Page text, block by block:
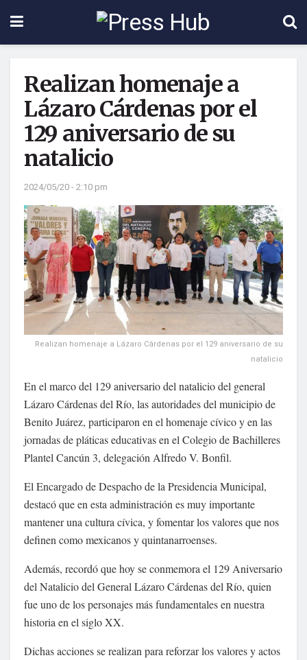
Realizan homenaje a
Lázaro Cárdenas por el
129 aniversario de su
natalicio
2024/05/20 - 2:10 pm
Realizan homenaje a Lázaro Cárdenas por el 129 aniversario de su
natalicio
En el marco del 129 aniversario del natalicio del general
Lázaro Cárdenas del Río, las autoridades del municipio de
Benito Juárez, participaron en el homenaje cívico y en las
jornadas de pláticas educativas en el Colegio de Bachilleres
Plantel Cancún 3, delegación Alfredo V. Bonfil.
El Encargado de Despacho de la Presidencia Municipal,
destacó que en esta administración es muy importante
mantener una cultura cívica, y fomentar los valores que nos
definen como mexicanos y quintanarroenses.
Además, recordó que hoy se conmemora el 129 Aniversario
del Natalicio del General Lázaro Cárdenas del Río, quien
fue uno de los personajes más fundamentales en nuestra
historia en el siglo XX.
Dichas acciones se realizan para reforzar los valores y actos